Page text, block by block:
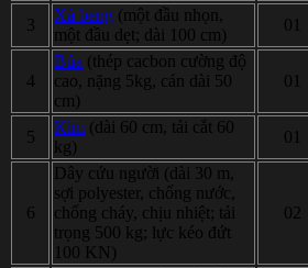
3
Xà beng (một đầu nhọn,
một đầu dẹt; dài 100 cm)
01
4
Búa (thép cacbon cường độ
cao, nặng 5kg, cán dài 50
cm)
01
5
Kìm (dài 60 cm, tải cắt 60
kg)
01
6
Dây cứu người (dài 30 m,
sợi polyester, chống nước,
chống cháy, chịu nhiệt; tải
trọng 500 kg; lực kéo đứt
100 KN)
02